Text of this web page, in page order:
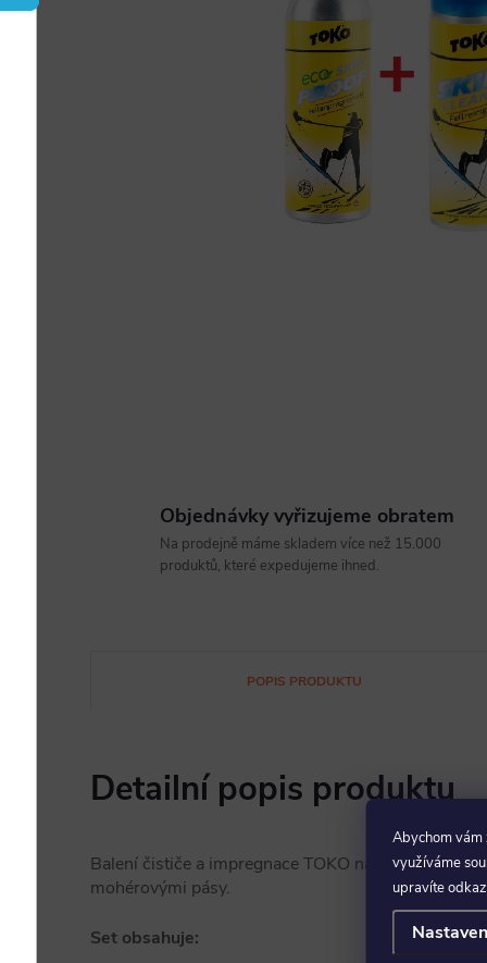
Abychom vám
využíváme
upravíte
Objednávky vyřizujeme obratem
Na prodejně máme skladem více než 15.000
produktů, které expedujeme ihned.
POPIS PRODUKTU
Detailní popis produktu
Balení čističe a impregnace TOKO na údržbu
mohérovými pásy.
Set obsahuje: